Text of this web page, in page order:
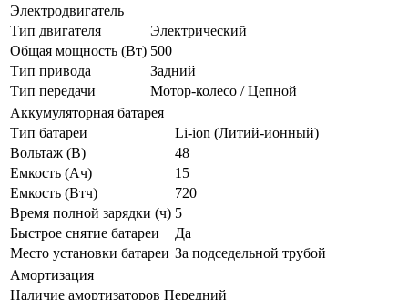
Электродвигатель
Тип двигателя
Электрический
Общая мощность (Вт) 500
Тип привода
Задний
Тип передачи
Мотор-колесо / Цепной
Аккумуляторная батарея
Тип батареи
Li-ion (Литий-ионный)
Вольтаж (В)
48
Емкость (Ач)
15
Емкость (Втч)
720
Время полной зарядки (ч) 5
Быстрое снятие батареи
Да
Место установки батареи За подседельной трубой
Амортизация
Наличие амортизаторов Передний